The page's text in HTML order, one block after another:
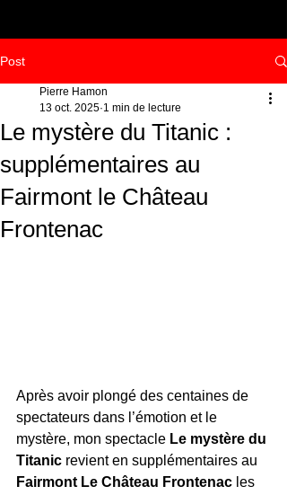
Post
Le mystère du Titanic :
supplémentaires au
Fairmont le Château
Frontenac
Pierre Hamon
13 oct. 2025 1 min de lecture
Après avoir plongé des centaines de
spectateurs dans l’émotion et le
mystère, mon spectacle Le mystère du
Titanic revient en supplémentaires au
Fairmont Le Château Frontenac les